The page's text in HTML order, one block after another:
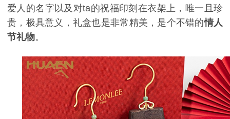
爱人的名字以及对ta的祝福印刻在衣架上，唯一且珍
贵，极具意义，礼盒也是非常精美，是个不错的情人
节礼物。